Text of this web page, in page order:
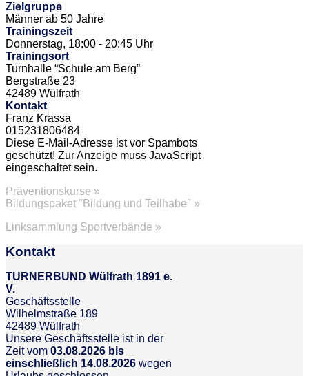
Zielgruppe
Männer ab 50 Jahre
Trainingszeit
Donnerstag, 18:00 - 20:45 Uhr
Trainingsort
Turnhalle “Schule am Berg”
Bergstraße 23
42489 Wülfrath
Kontakt
Franz Krassa
015231806484
Diese E-Mail-Adresse ist vor Spambots
geschützt! Zur Anzeige muss JavaScript
eingeschaltet sein.
Präventionskurse »
Bildungspaket "Bildung und Teilhabe" »
Linksammlung Sportverbände »
Kontakt
TURNERBUND Wülfrath 1891 e.
V.
Geschäftsstelle
Wilhelmstraße 189
42489 Wülfrath
Unsere Geschäftsstelle ist in der
Zeit vom 03.08.2026 bis
einschließlich 14.08.2026 wegen